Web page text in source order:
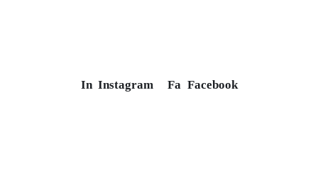
In Instagram Fa Facebook